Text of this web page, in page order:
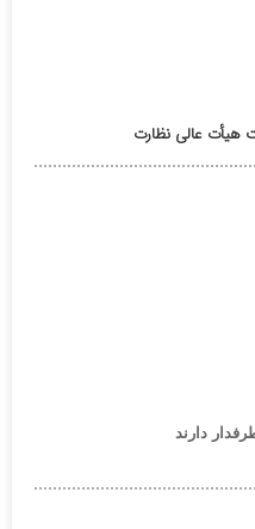
هیأت عالی نظارت
دارند